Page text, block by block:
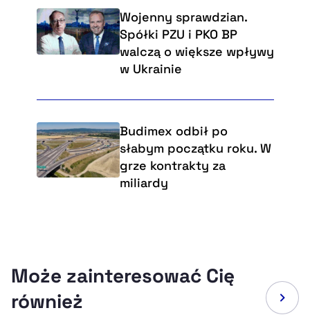
Wojenny sprawdzian.
Spółki PZU i PKO BP
walczą o większe wpływy
w Ukrainie
Budimex odbił po
słabym początku roku. W
grze kontrakty za
miliardy
Może zainteresować Cię
również